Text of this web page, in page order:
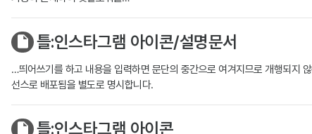
틀:인스타그램 아이콘/설명문서
…띄어쓰기를 하고 내용을 입력하면 문단의 중간으로 여겨지므로 개행되지
선스로 배포됨을 별도로 명시합니다.
틀:인스타그램 아이콘